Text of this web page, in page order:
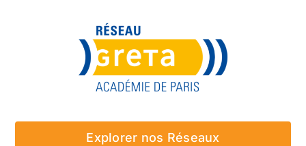
Explorer nos Réseaux